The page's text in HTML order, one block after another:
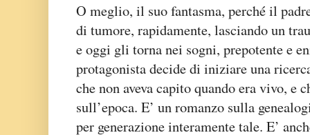
O meglio, il suo fantasma, perché il
di tumore, rapidamente, lasciando un
e oggi gli torna nei sogni, prepotente e
protagonista decide di iniziare una
che non aveva capito quando era vivo, e
sull’epoca. E’ un romanzo sulla
per generazione interamente tale. E’